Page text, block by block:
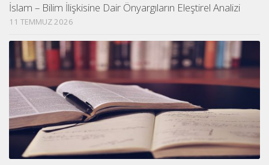
İslam – Bilim İlişkisine Dair Önyargıların Eleştirel Analizi
11 TEMMUZ 2026